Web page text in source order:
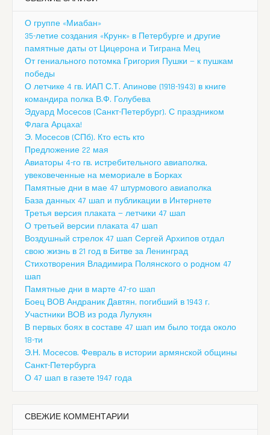
О группе «Миабан»
35-летие создания «Крунк» в Петербурге и другие
памятные даты от Цицерона и Тиграна Мец
От гениального потомка Григория Пушки — к пушкам
победы
О летчике 4 гв. ИАП С.Т. Апинове (1918-1943) в книге
командира полка В.Ф. Голубева
Эдуард Мосесов (Санкт-Петербург). С праздником
Флага Арцаха!
Э. Мосесов (СПб). Кто есть кто
Предложение 22 мая
Авиаторы 4-го гв. истребительного авиаполка,
увековеченные на мемориале в Борках
Памятные дни в мае 47 штурмового авиаполка
База данных 47 шап и публикации в Интернете
Третья версия плаката — летчики 47 шап
О третьей версии плаката 47 шап
Воздушный стрелок 47 шап Сергей Архипов отдал
свою жизнь в 21 год в Битве за Ленинград
Стихотворения Владимира Полянского о родном 47
шап
Памятные дни в марте 47-го шап
Боец ВОВ Андраник Давтян, погибший в 1943 г.
Участники ВОВ из рода Лулукян
В первых боях в составе 47 шап им было тогда около
18-ти
Э.Н. Мосесов. Февраль в истории армянской общины
Санкт-Петербурга
О 47 шап в газете 1947 года
СВЕЖИЕ КОММЕНТАРИИ